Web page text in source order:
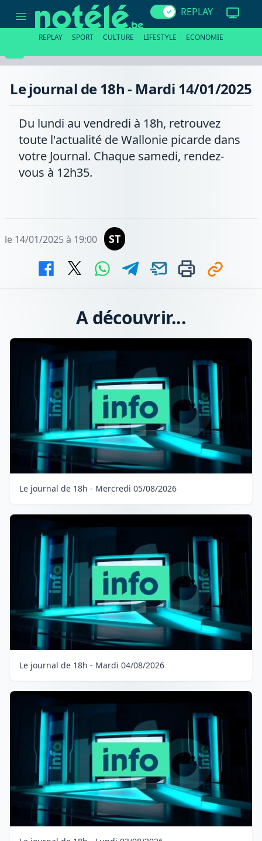
journal
14/01/2025
REPLAY
REPLAY SPORT CULTURE LIFESTYLE ECONOMIE
Le journal de 18h - Mardi 14/01/2025
Du lundi au vendredi à 18h, retrouvez
toute l'actualité de Wallonie picarde dans
votre Journal. Chaque samedi, rendez-
vous à 12h35.
le 14/01/2025 à 19:00 ST
A découvrir...
Le journal de 18h - Mercredi 05/08/2026
Le journal de 18h - Mardi 04/08/2026